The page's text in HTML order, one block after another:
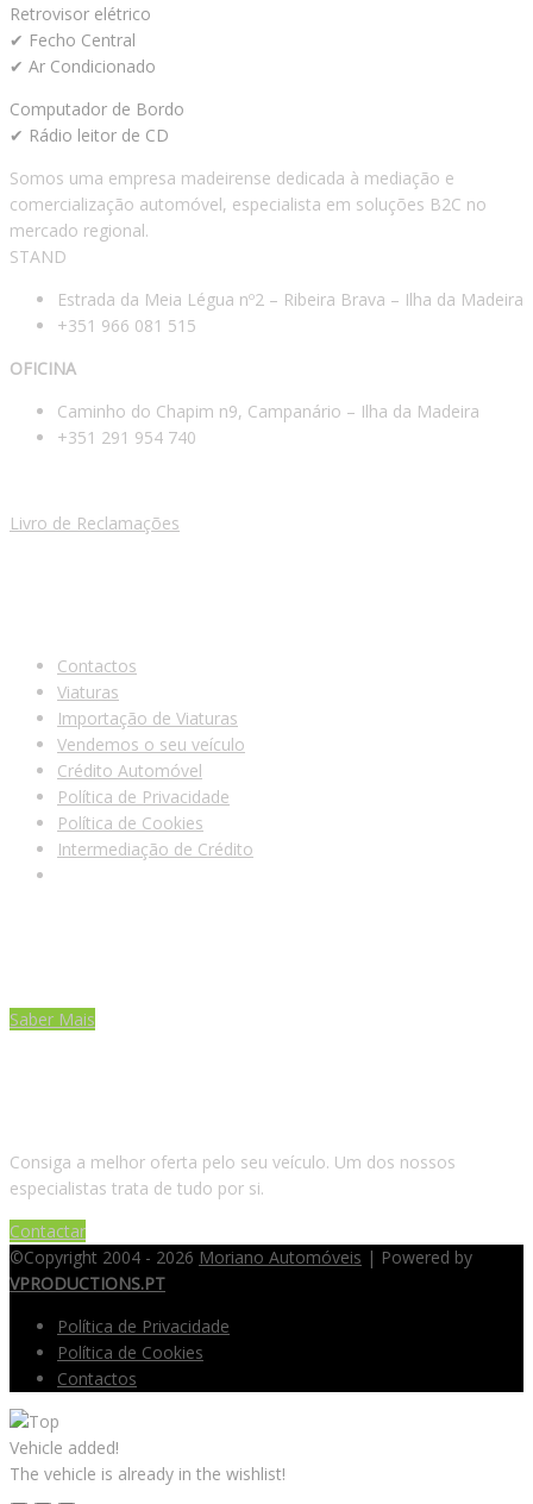
Retrovisor elétrico
✔ Fecho Central
✔ Ar Condicionado
Computador de Bordo
✔ Rádio leitor de CD
Somos uma empresa madeirense dedicada à mediação e
comercialização automóvel, especialista em soluções B2C no
mercado regional.
STAND
Estrada da Meia Légua nº2 – Ribeira Brava – Ilha da Madeira
+351 966 081 515
OFICINA
Caminho do Chapim n9, Campanário – Ilha da Madeira
+351 291 954 740
Livro de Reclamações
Contactos
Viaturas
Importação de Viaturas
Vendemos o seu veículo
Crédito Automóvel
Política de Privacidade
Política de Cookies
Intermediação de Crédito
Saber Mais
Consiga a melhor oferta pelo seu veículo. Um dos nossos
especialistas trata de tudo por si.
Contactar
©Copyright 2004 - 2026 Moriano Automóveis | Powered by
VPRODUCTIONS.PT
Política de Privacidade
Política de Cookies
Contactos
Vehicle added!
The vehicle is already in the wishlist!